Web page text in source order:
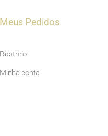
Meus Pedidos
Rastreio
Minha conta